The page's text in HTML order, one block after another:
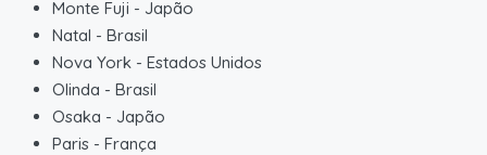
Monte Fuji - Japão
Natal - Brasil
Nova York - Estados Unidos
Olinda - Brasil
Osaka - Japão
Paris - França